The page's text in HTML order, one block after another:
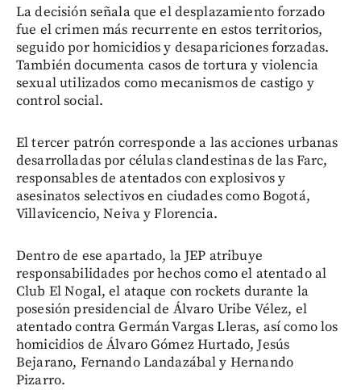
La decisión señala que el desplazamiento forzado
fue el crimen más recurrente en estos territorios,
seguido por homicidios y desapariciones forzadas.
También documenta casos de tortura y violencia
sexual utilizados como mecanismos de castigo y
control social.
El tercer patrón corresponde a las acciones urbanas
desarrolladas por células clandestinas de las Farc,
responsables de atentados con explosivos y
asesinatos selectivos en ciudades como Bogotá,
Villavicencio, Neiva y Florencia.
Dentro de ese apartado, la JEP atribuye
responsabilidades por hechos como el atentado al
Club El Nogal, el ataque con rockets durante la
posesión presidencial de Álvaro Uribe Vélez, el
atentado contra Germán Vargas Lleras, así como los
homicidios de Álvaro Gómez Hurtado, Jesús
Bejarano, Fernando Landazábal y Hernando
Pizarro.